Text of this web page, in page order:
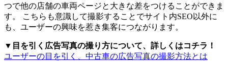
つで他の店舗の車両ページと大きな差をつけることができま
す。 こちらも意識して撮影することでサイト内SEO以外に
も、ユーザーの興味を惹き集客につながります。
▼目を引く広告写真の撮り方について、詳しくはコチラ！
ユーザーの目を引く、中古車の広告写真の撮影方法とは